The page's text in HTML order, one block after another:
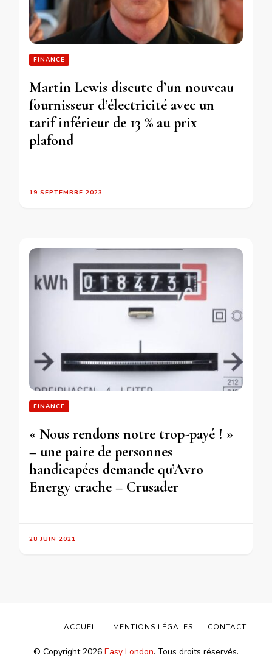
FINANCE
Martin Lewis discute d’un nouveau
fournisseur d’électricité avec un
tarif inférieur de 13 % au prix
plafond
19 SEPTEMBRE 2023
FINANCE
« Nous rendons notre trop-payé ! »
– une paire de personnes
handicapées demande qu’Avro
Energy crache – Crusader
28 JUIN 2021
© Copyright 2026 Easy London. Tous droits réservés.
ACCUEIL MENTIONS LÉGALES CONTACT